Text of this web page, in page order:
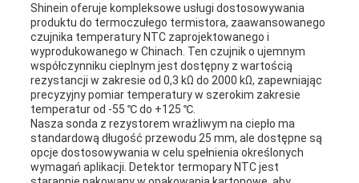
Shinein oferuje kompleksowe usługi dostosowywania
produktu do termoczułego termistora, zaawansowanego
czujnika temperatury NTC zaprojektowanego i
wyprodukowanego w Chinach. Ten czujnik o ujemnym
współczynniku cieplnym jest dostępny z wartością
rezystancji w zakresie od 0,3 kΩ do 2000 kΩ, zapewniając
precyzyjny pomiar temperatury w szerokim zakresie
temperatur od -55 ℃ do +125 ℃.
Nasza sonda z rezystorem wrażliwym na ciepło ma
standardową długość przewodu 25 mm, ale dostępne są
opcje dostosowywania w celu spełnienia określonych
wymagań aplikacji. Detektor termopary NTC jest